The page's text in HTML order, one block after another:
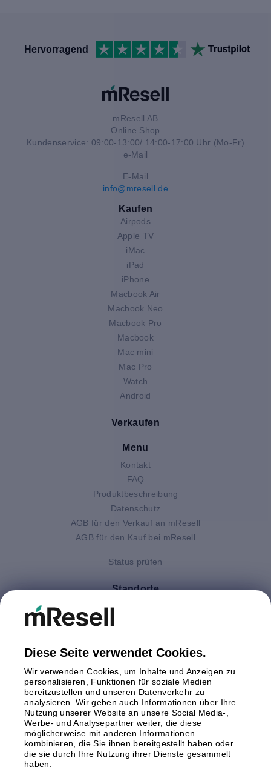
Hervorragend
mResell AB
Online Shop
Kundenservice: 09:00-13:00/ 14:00-17:00 Uhr (Mo-Fr)
e-Mail
E-Mail
info@mresell.de
Kaufen
Airpods
Apple TV
iMac
iPad
iPhone
Macbook Air
Macbook Neo
Macbook Pro
Macbook
Mac mini
Mac Pro
Watch
Android
Verkaufen
Menu
Kontakt
FAQ
Produktbeschreibung
Datenschutz
AGB für den Verkauf an mResell
AGB für den Kauf bei mResell
Status prüfen
Standorte
Deutschland
Italien
Polen
Schweden
Spanien
Österreich
Zahlungsmethoden
Diese Seite verwendet Cookies.
Wir verwenden Cookies, um Inhalte und Anzeigen zu
personalisieren, Funktionen für soziale Medien
bereitzustellen und unseren Datenverkehr zu
analysieren. Wir geben auch Informationen über Ihre
Nutzung unserer Website an unsere Social Media-,
Werbe- und Analysepartner weiter, die diese
möglicherweise mit anderen Informationen
kombinieren, die Sie ihnen bereitgestellt haben oder
die sie durch Ihre Nutzung ihrer Dienste gesammelt
haben.